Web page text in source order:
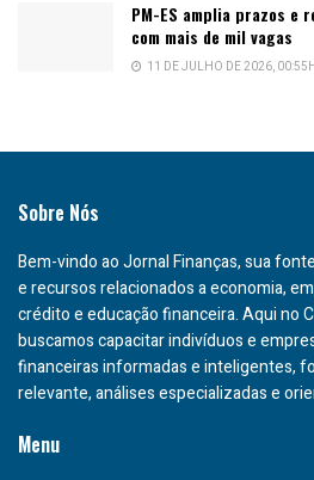
PM-ES amplia prazos e
com mais de mil vagas
11 DE JULHO DE 2026,
Sobre Nós
Bem-vindo ao Jornal Finanças, sua
e recursos relacionados a economia,
crédito e educação financeira. Aqui no
buscamos capacitar indivíduos e
financeiras informadas e inteligentes,
relevante, análises especializadas e
Menu